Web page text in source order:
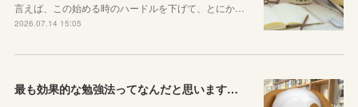
言えば、この始める時のハードルを下げて、とにか…
2026.07.14 15:05
最も効果的な勉強法ってなんだと思いますか？